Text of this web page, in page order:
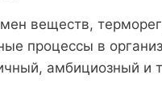
веществ,
процессы в
амбициозный и